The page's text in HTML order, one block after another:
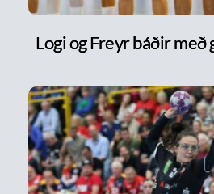
Logi og Freyr báðir með